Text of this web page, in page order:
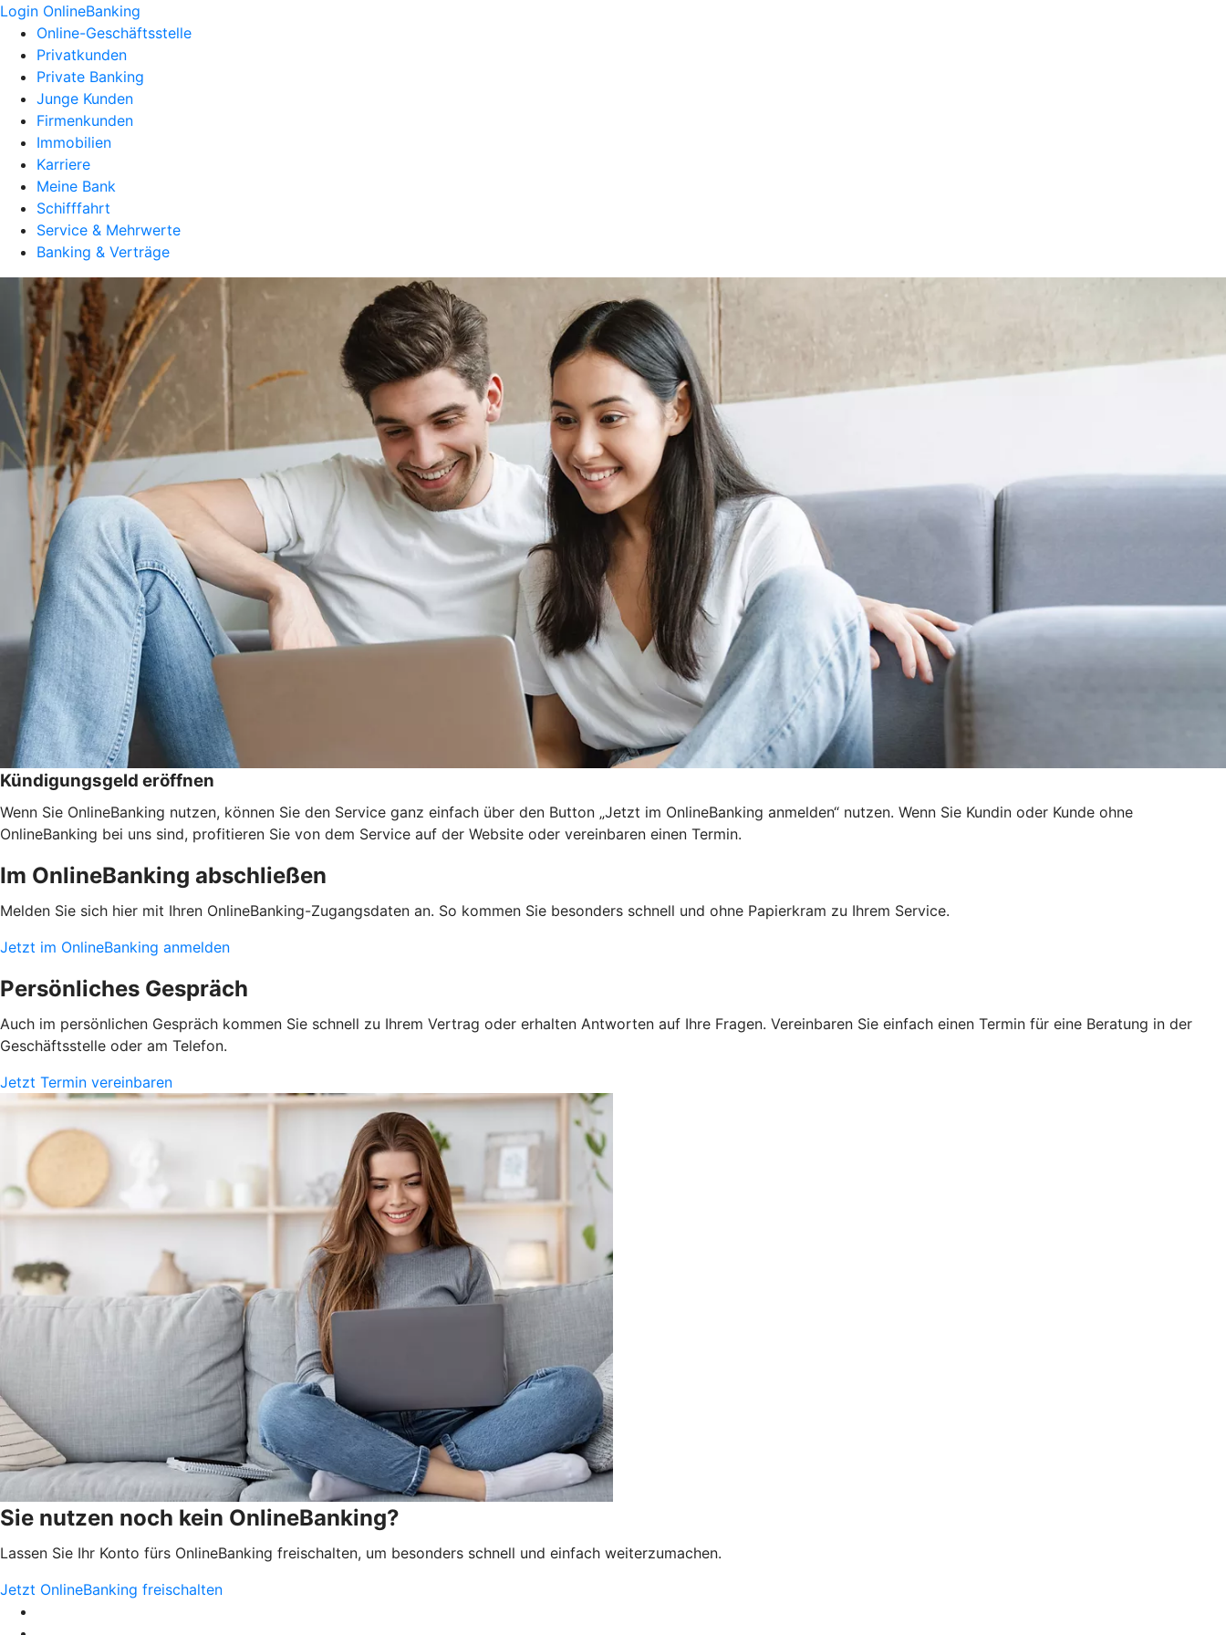
Login OnlineBanking
Online-Geschäftsstelle
Privatkunden
Private Banking
Junge Kunden
Firmenkunden
Immobilien
Karriere
Meine Bank
Schifffahrt
Service & Mehrwerte
Banking & Verträge
Kündigungsgeld eröffnen
Wenn Sie OnlineBanking nutzen, können Sie den Service ganz einfach über den Button „Jetzt im OnlineBanking anmelden“ nutzen. Wenn Sie Kundin oder Kunde ohne
OnlineBanking bei uns sind, profitieren Sie von dem Service auf der Website oder vereinbaren einen Termin.
Im OnlineBanking abschließen
Melden Sie sich hier mit Ihren OnlineBanking-Zugangsdaten an. So kommen Sie besonders schnell und ohne Papierkram zu Ihrem Service.
Jetzt im OnlineBanking anmelden
Persönliches Gespräch
Auch im persönlichen Gespräch kommen Sie schnell zu Ihrem Vertrag oder erhalten Antworten auf Ihre Fragen. Vereinbaren Sie einfach einen Termin für eine Beratung in der
Geschäftsstelle oder am Telefon.
Jetzt Termin vereinbaren
Sie nutzen noch kein OnlineBanking?
Lassen Sie Ihr Konto fürs OnlineBanking freischalten, um besonders schnell und einfach weiterzumachen.
Jetzt OnlineBanking freischalten